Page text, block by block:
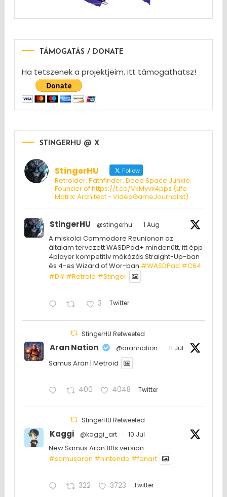
TÁMOGATÁS / DONATE
Ha tetszenek a projektjeim, itt támogathatsz!
STINGERHU @ X
StingerHU Follow
Retroider. Pathfinder. Deep Space Junkie.
Founder of https://t.co/VkMyvx4ppz (Life
Matrix: Architect - VideoGameJournalist)
StingerHU @stingerhu · 1 Aug
A miskolci Commodore Reunionon az
általam tervezett WASDPad+ mindenütt, itt épp
4player kompetitív mókázás Straight-Up-ban
és 4-es Wizard of Wor-ban #WASDPad #C64
#DIY #Retroid #Stinger
3 Twitter
StingerHU Retweeted
Aran Nation @arannation · 11 Jul
Samus Aran | Metroid
400 4048 Twitter
StingerHU Retweeted
Kaggi @kaggi_art · 10 Jul
New Samus Aran 80s version
#samusaran #nintendo #fanartㅤㅤㅤㅤ
322 3723 Twitter